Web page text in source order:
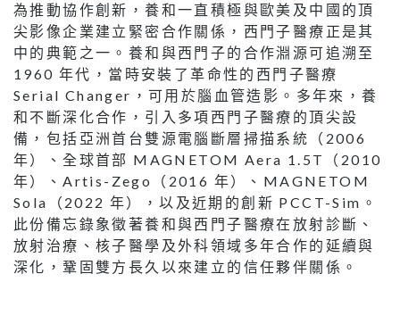
為推動協作創新，養和一直積極與歐美及中國的頂
尖影像企業建立緊密合作關係，西門子醫療正是其
中的典範之一。養和與西門子的合作淵源可追溯至
1960 年代，當時安裝了革命性的西門子醫療
Serial Changer，可用於腦血管造影。多年來，養
和不斷深化合作，引入多項西門子醫療的頂尖設
備，包括亞洲首台雙源電腦斷層掃描系統（2006
年）、全球首部 MAGNETOM Aera 1.5T（2010
年）、Artis-Zego（2016 年）、MAGNETOM
Sola（2022 年），以及近期的創新 PCCT-Sim。
此份備忘錄象徵著養和與西門子醫療在放射診斷、
放射治療、核子醫學及外科領域多年合作的延續與
深化，鞏固雙方長久以來建立的信任夥伴關係。